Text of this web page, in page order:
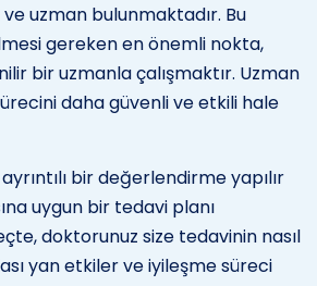
uzman bulunmaktadır. Bu
gereken en önemli nokta,
bir uzmanla çalışmaktır. Uzman
daha güvenli ve etkili hale
bir değerlendirme yapılır
uygun bir tedavi planı
doktorunuz size tedavinin nasıl
yan etkiler ve iyileşme süreci